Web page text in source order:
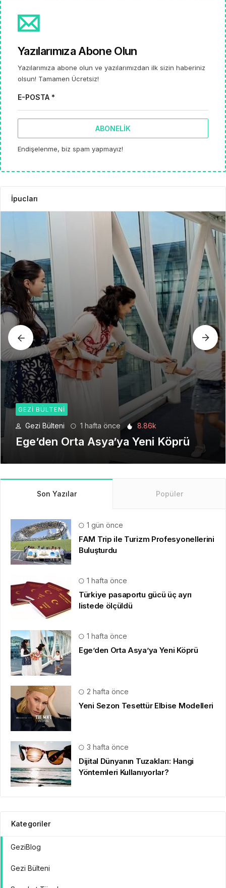
Yazılarımıza Abone Olun
Yazılarımıza abone olun ve yazılarımızdan ilk sizin haberiniz
olsun! Tamamen Ücretsiz!
E-POSTA *
ABONELIK
Endişelenme, biz spam yapmayız!
İpucları
GEZI BÜLTENI
Gezi Bülteni 6.21k
Seyahat Teknolojilerinde Yeni Bir
Dönem
Son Yazılar Popüler
1 gün önce
FAM Trip ile Turizm Profesyonellerini
Buluşturdu
1 hafta önce
Türkiye pasaportu gücü üç ayrı
listede ölçüldü
1 hafta önce
Ege’den Orta Asya’ya Yeni Köprü
2 hafta önce
Yeni Sezon Tesettür Elbise Modelleri
3 hafta önce
Dijital Dünyanın Tuzakları: Hangi
Yöntemleri Kullanıyorlar?
Kategoriler
GeziBlog
Gezi Bülteni